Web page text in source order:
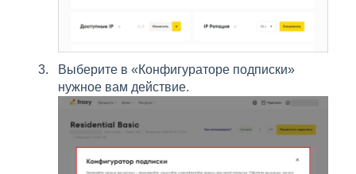
Выберите в «Конфигураторе подписки»
нужное вам действие.